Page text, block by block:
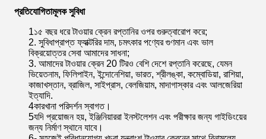
প্রতিযোগিতামূলক সুবিধা
1১৫ বছর ধরে টাওয়ার ক্রেন রপ্তানির ওপর গুরুত্বারোপ করে;
2. সুবিধাপ্রাপ্ত ফ্যাক্টরির দাম, চমৎকার পণ্যের গুণমান এবং ভাল
বিক্রয়োত্তর সেবা আমাদের সাধনা;
3. আমাদের টাওয়ার ক্রেন 20 টিরও বেশি দেশে রপ্তানি করেছে, যেমন
ভিয়েতনাম, ফিলিপাইন, ইন্দোনেশিয়া, ভারত, শ্রীলঙ্কা, কম্বোডিয়া, রাশিয়া,
কাজাখস্তান, ব্রাজিল, সাইপ্রাস, বেলজিয়াম, মাদাগাস্কার এবং আলজেরিয়া
ইত্যাদি.
4কারখানা পরিদর্শন স্বাগত।
5যদি প্রয়োজন হয়, ইঞ্জিনিয়াররা ইনস্টলেশন এবং পরীক্ষার জন্য গাইডিংয়ের
জন্য নির্মাণ স্থানে যাবে।